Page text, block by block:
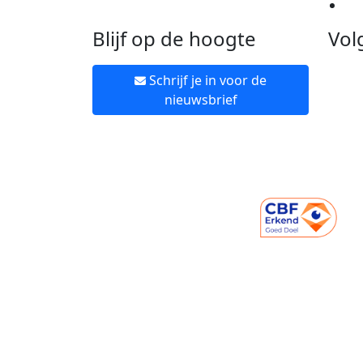
Blijf op de hoogte
Schrijf je in voor de
nieuwsbrief